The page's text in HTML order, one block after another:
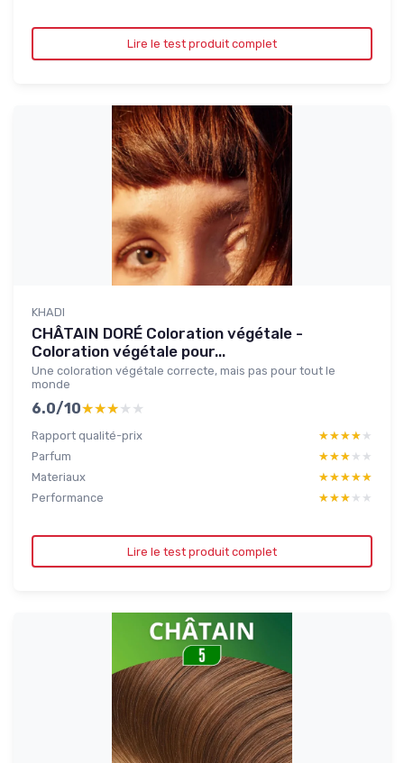
Lire le test produit complet
KHADI
CHÂTAIN DORÉ Coloration végétale -
Coloration végétale pour...
Une coloration végétale correcte, mais pas pour tout le
monde
6.0/10★★★★★
★★★★★
Rapport qualité-prix ★★★★★
★★★★★
Parfum
★★★★★
★★★★★
Materiaux
★★★★★
★★★★★
Performance
★★★★★
★★★★★
Lire le test produit complet